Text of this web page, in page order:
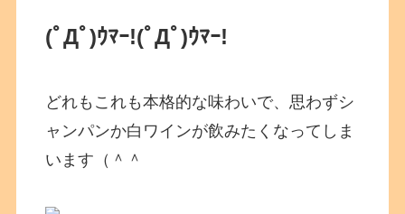
(ﾟДﾟ)ｳﾏｰ!(ﾟДﾟ)ｳﾏｰ!
どれもこれも本格的な味わいで、思わずシ
ャンパンか白ワインが飲みたくなってしま
います（＾＾